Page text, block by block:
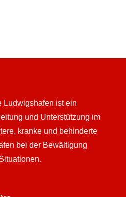
Ludwigshafen ist ein
und Unterstützung im
kranke und behinderte
bei der Bewältigung